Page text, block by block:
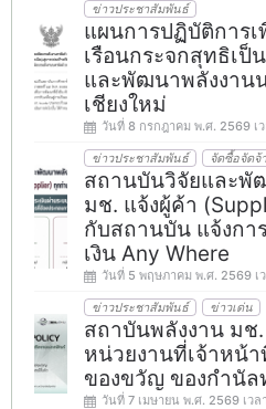
ข่าวประชาสัมพันธ์
แผนการปฏิบัติการ
เรือนกระจกสุทธิเ
และพัฒนาพลังงาน
เชียงใหม่
วันที่ 8 กรกฎาคม พ.ศ. 2569 เ
ข่าวประชาสัมพันธ์ จัดซื้อจัดจ้
สถานบันวิจัยและพั
มช. แจ้งผู้ค้า
กับสถานบัน แจ้งกา
เงิน Any Where
วันที่ 5 พฤษภาคม พ.ศ. 2569 เ
ข่าวประชาสัมพันธ์ ข่าวเด่น
สถาบันพลังงาน มช
หน่วยงานที่เจ้าหน้
ของขวัญ ของกำนั
วันที่ 7 เมษายน พ.ศ. 2569 เว